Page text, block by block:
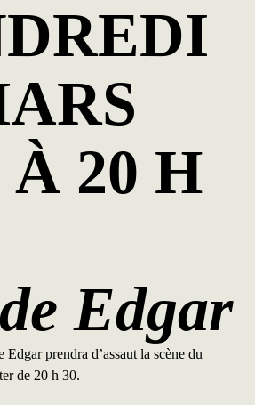
À 20 H
Edgar
prendra d’assaut la scène du
de 20 h 30.